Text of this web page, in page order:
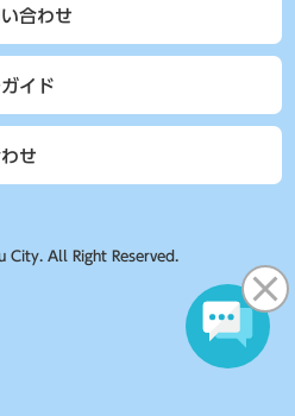
合わせ
イド
せ
All Right Reserved.